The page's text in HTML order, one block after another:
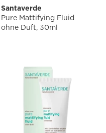
Santaverde
Pure Mattifying Fluid
ohne Duft, 30ml